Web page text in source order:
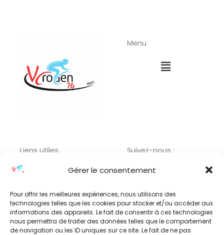
Gérer le consentement
Pour offrir les meilleures expériences, nous utilisons des
technologies telles que les cookies pour stocker et/ou accéder aux
informations des appareils. Le fait de consentir à ces technologies
nous permettra de traiter des données telles que le comportement
de navigation ou les ID uniques sur ce site. Le fait de ne pas
Menu
Menu
Liens utiles
Menu
Suivez-nous :
F
c
e
b
k
e
s
t
a
Adresse :